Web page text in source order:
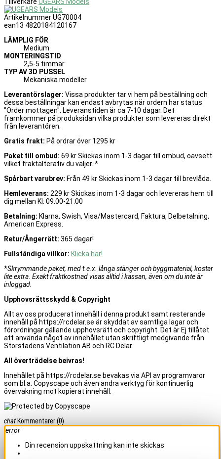
ArtikelnummerUG70004
ean13 4820184120167
LÄMPLIG FÖR
Medium
MONTERINGSTID
2,5-5 timmar
TYP AV 3D PUSSEL
Mekaniska modeller
Leverantörslager: Vissa produkter tar vi hem på beställning och
dessa beställningar kan endast avbrytas när ordern har status
"Order mottagen". Leveranstiden är ca 7-10 dagar. Det
framkommer på produksidan vilka produkter som levereras direkt
från leverantören.
Gratis frakt: På ordrar över 1295 kr
Paket till ombud: 69 kr Skickas inom 1-3 dagar till ombud, oavsett
vilket fraktalterativ du väljer. *
Spårbart varubrev: Från 49 kr Skickas inom 1-3 dagar till brevlåda.
Hemleverans: 229 kr Skickas inom 1-3 dagar och levereras hem till
dig mellan Kl: 09.00-21.00
Betalning: Klarna, Swish, Visa/Mastercard, Faktura, Delbetalning,
American Express.
Retur/Ångerrätt: 365 dagar!
Fullständiga villkor: Klicka här!
*Skrymmande paket, med t.e.x. långa stänger och byggmaterial, kostar
lite extra. Exakt fraktkostnad visas alltid i kassan, även om du inte är
inloggad.
Upphovsrättsskydd & Copyright
Allt av oss producerat innehåll i denna produkt samt resterande
innehåll på https://rcdelar.se är skyddat av samtliga lagar och
förordningar gällande upphovsrätt och copyright. Det är Ej tillåtet
att använda något av innehållet utan skriftligt medgivande från
Storstadens Ventilation AB och RC Delar.
All överträdelse beivras!
Innehållet på https://rcdelar.se bevakas via API av programvaror
som bl.a. Copyscape och även andra verktyg för kontinuerlig
övervakning mot kopierat innehåll.
chatKommentarer(0)
error
Din recension uppskattning kan inte skickas